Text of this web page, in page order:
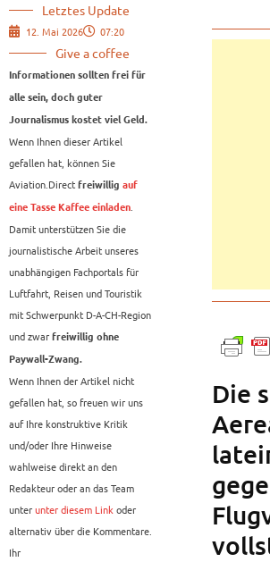
Letztes Update
12. Mai 2026 07:20
Give a coffee
Informationen sollten frei für
alle sein, doch guter
Journalismus kostet viel Geld.
Wenn Ihnen dieser Artikel
gefallen hat, können Sie
Aviation.Direct freiwillig auf
eine Tasse Kaffee einladen.
Damit unterstützen Sie die
journalistische Arbeit unseres
unabhängigen Fachportals für
Luftfahrt, Reisen und Touristik
mit Schwerpunkt D-A-CH-Region
und zwar freiwillig ohne
Paywall-Zwang.
Wenn Ihnen der Artikel nicht
gefallen hat, so freuen wir uns
auf Ihre konstruktive Kritik
und/oder Ihre Hinweise
wahlweise direkt an den
Redakteur oder an das Team
unterunter diesem Linkoder
alternativ über die Kommentare.
Ihr
Die